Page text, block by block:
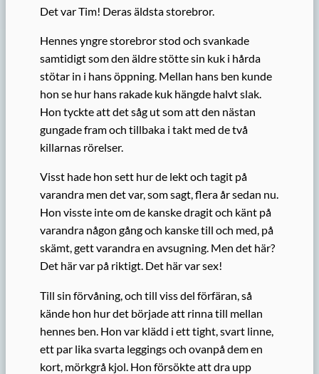
Det var Tim! Deras äldsta storebror.
Hennes yngre storebror stod och svankade
samtidigt som den äldre stötte sin kuk i hårda
stötar in i hans öppning. Mellan hans ben kunde
hon se hur hans rakade kuk hängde halvt slak.
Hon tyckte att det såg ut som att den nästan
gungade fram och tillbaka i takt med de två
killarnas rörelser.
Visst hade hon sett hur de lekt och tagit på
varandra men det var, som sagt, flera år sedan nu.
Hon visste inte om de kanske dragit och känt på
varandra någon gång och kanske till och med, på
skämt, gett varandra en avsugning. Men det här?
Det här var på riktigt. Det här var sex!
Till sin förvåning, och till viss del förfäran, så
kände hon hur det började att rinna till mellan
hennes ben. Hon var klädd i ett tight, svart linne,
ett par lika svarta leggings och ovanpå dem en
kort, mörkgrå kjol. Hon försökte att dra upp